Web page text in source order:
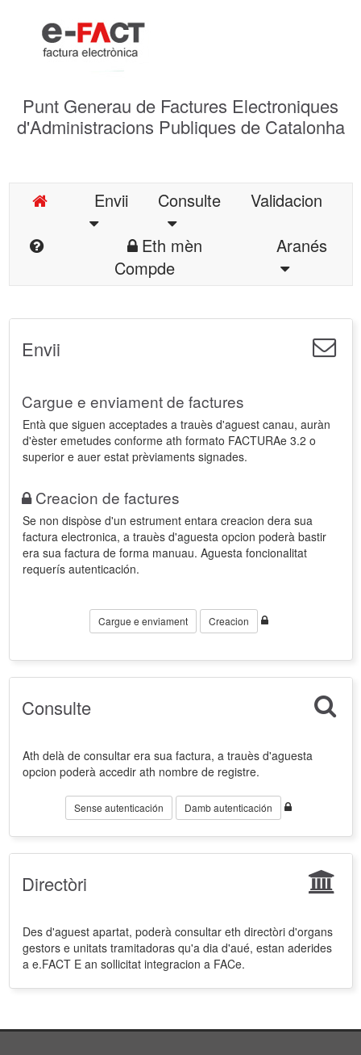
Punt Generau de Factures Electroniques
d'Administracions Publiques de Catalonha
Envii Consulte
Validacion
Eth mèn
Compde
Aranés
Envii
Cargue e enviament de factures
Entà que siguen acceptades a trauès d'aguest canau, auràn
d'èster emetudes conforme ath formato FACTURAe 3.2 o
superior e auer estat prèviaments signades.
Creacion de factures
Se non dispòse d'un estrument entara creacion dera sua
factura electronica, a trauès d'aguesta opcion poderà bastir
era sua factura de forma manuau. Aguesta foncionalitat
requerís autenticación.
Cargue e enviament Creacion
Consulte
Ath delà de consultar era sua factura, a trauès d'aguesta
opcion poderà accedir ath nombre de registre.
Sense autenticación Damb autenticación
Directòri
Des d'aguest apartat, poderà consultar eth directòri d'organs
gestors e unitats tramitadoras qu'a dia d'aué, estan aderides
a e.FACT E an sollicitat integracion a FACe.